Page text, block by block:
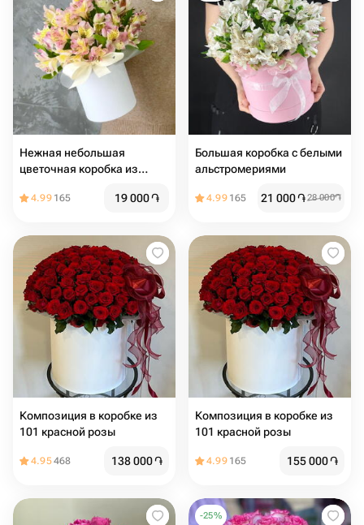
Нежная небольшая
цветочная коробка из
4.99 165 19 000֏
Большая коробка с белыми
альстромериями
4.99 165 21 000֏28 000֏
Композиция в коробке из
101 красной розы
4.95468 138 000֏
Композиция в коробке из
101 красной розы
4.99 165 155 000֏
-25%